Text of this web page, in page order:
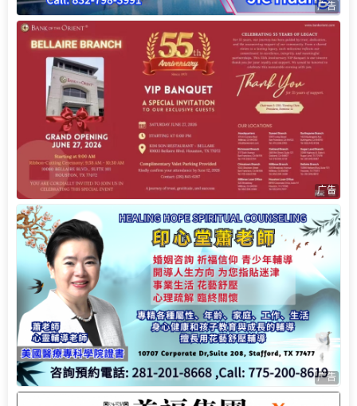
广告
广告
广告